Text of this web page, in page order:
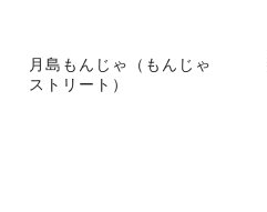
月島もんじゃ（もんじゃ
ストリート）